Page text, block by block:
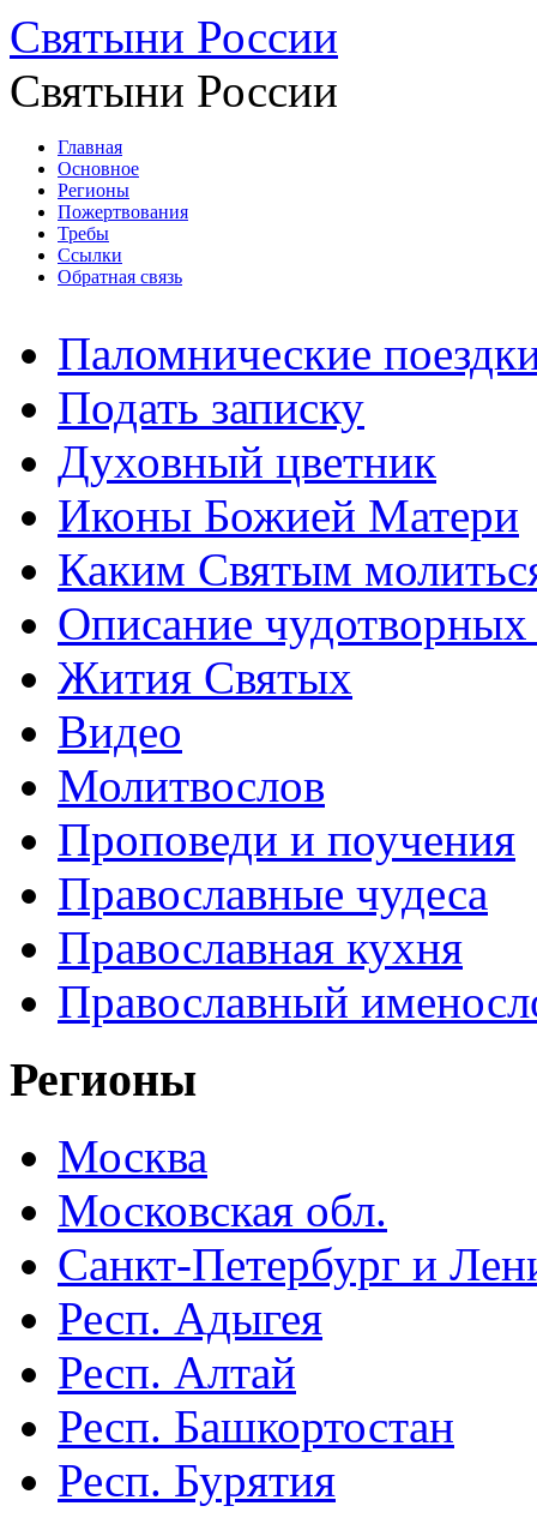
Святыни России
Святыни России
Главная
Основное
Регионы
Пожертвования
Требы
Ссылки
Обратная связь
Паломнические
Подать записку
Духовный цветник
Иконы Божией Матери
Каким Святым
Описание
Жития Святых
Видео
Молитвослов
Проповеди и поучения
Православные чудеса
Православная кухня
Православный
Регионы
Москва
Московская обл.
Санкт-Петербург и
Респ. Адыгея
Респ. Алтай
Респ. Башкортостан
Респ. Бурятия